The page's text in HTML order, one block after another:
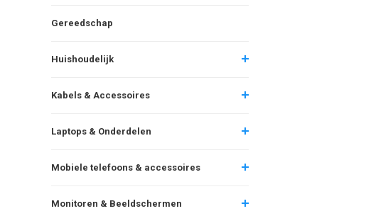
Gereedschap
Huishoudelijk
Kabels & Accessoires
Laptops & Onderdelen
Mobiele telefoons & accessoires
Monitoren & Beeldschermen